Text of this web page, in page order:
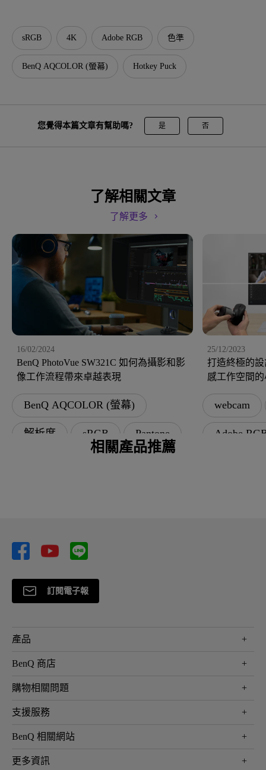
sRGB 4K Adobe RGB 色準
BenQ AQCOLOR (螢幕) Hotkey Puck
您覺得本篇文章有幫助嗎? 是 否
了解相關文章
了解更多
16/02/2024
BenQ PhotoVue SW321C 如何為攝影和影
像工作流程帶來卓越表現
BenQ AQCOLOR (螢幕)
解析度 sRGB Pantone
25/12/2023
打造終極的
感工作空間
webcam
Adobe
相關產品推薦
訂閱電子報
產品
大型液晶
投影機
智慧照明
專業拍物視訊鏡頭
BenQ 商店
最新產品與活動
尋找銷售據點
會員綁定LINE教學
購物相關問題
第一次購物就上手
延長保固購買
贈品兌換網站首頁
支援服務
服務公告
保固條例
BenQ 相關網站
專業商用解決方案
更多資訊